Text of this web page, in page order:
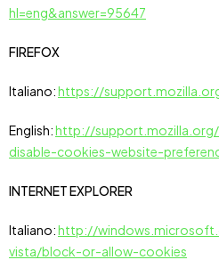
hl=eng&answer=95647
FIREFOX
Italiano:https://
English:http://
disable-cookies-website-
INTERNET EXPLORER
Italiano:http://
vista/block-or-allow-cookies